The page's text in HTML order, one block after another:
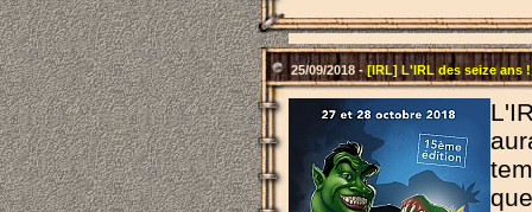
25/09/2018 -[IRL] L'IRL des seize ans !